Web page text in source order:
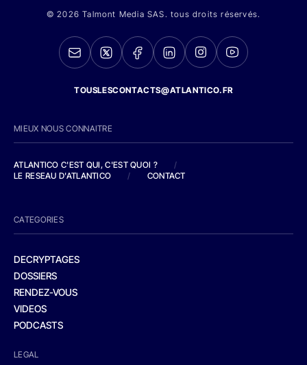
© 2026 Talmont Media SAS. tous droits réservés.
TOUSLESCONTACTS@ATLANTICO.FR
MIEUX NOUS CONNAITRE
ATLANTICO C'EST QUI, C'EST QUOI ?
/
LE RESEAU D'ATLANTICO
/ CONTACT
CATEGORIES
DECRYPTAGES
DOSSIERS
RENDEZ-VOUS
VIDEOS
PODCASTS
LEGAL